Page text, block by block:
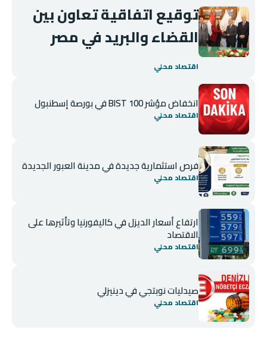
توقيع اتفاقية تعاون بين
القضاء والبريد في مصر
اقتصاد محلي
انخفاض مؤشر BIST 100 في بورصة إسطنبول
اقتصاد محلي
فرص استثمارية جديدة في مدينة العبور الجديدة
اقتصاد محلي
ارتفاع أسعار الديزل في كاليفورنيا وتأثيرها على
الاقتصاد
اقتصاد محلي
صيدليات نوبتجي في دينيزلي
اقتصاد محلي